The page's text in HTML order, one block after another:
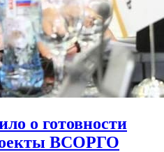
о готовности
ВСОРГО